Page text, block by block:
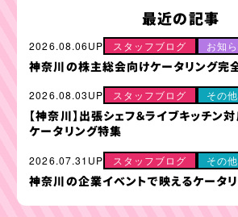
最近の記事
2026.08.06UP スタッフブログ お知
神奈川の株主総会向けケータリング完
2026.08.03UP スタッフブログ その他
【神奈川】出張シェフ＆ライブキッチン
ケータリング特集
2026.07.31UP スタッフブログ その他
神奈川の企業イベントで映えるケータ